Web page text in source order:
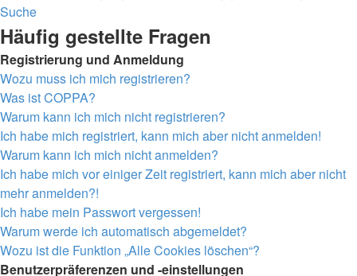
Suche
Häufig gestellte Fragen
Registrierung und Anmeldung
Wozu muss ich mich registrieren?
Was ist COPPA?
Warum kann ich mich nicht registrieren?
Ich habe mich registriert, kann mich aber nicht anmelden!
Warum kann ich mich nicht anmelden?
Ich habe mich vor einiger Zeit registriert, kann mich aber nicht
mehr anmelden?!
Ich habe mein Passwort vergessen!
Warum werde ich automatisch abgemeldet?
Wozu ist die Funktion „Alle Cookies löschen“?
Benutzerpräferenzen und -einstellungen